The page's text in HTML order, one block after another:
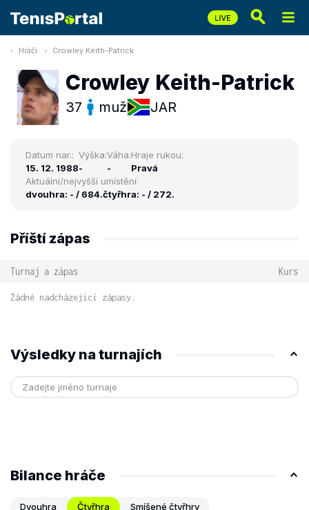
Hráči Crowley Keith-Patrick
Crowley Keith-Patrick
37 muž JAR
Datum nar.:
15. 12. 1988
Výška:
-
Váha:
-
Hraje rukou:
Pravá
Aktuální/nejvyšší umístění:
dvouhra: - / 684.čtyřhra: - / 272.
Příští zápas
Turnaj a zápas Kurs
Žádné nadcházející zápasy.
Výsledky na turnajích
Bilance hráče
Dvouhra Čtyřhra Smíšené čtyřhry